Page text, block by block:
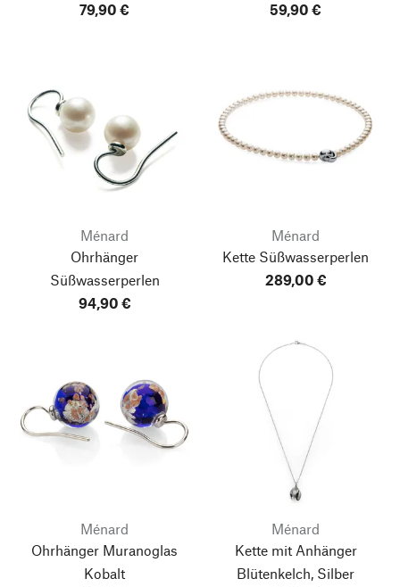
79,90 €
59,90 €
Ménard
Ohrhänger
Süßwasserperlen
94,90 €
Ménard
Kette Süßwasserperlen
289,00 €
Ménard
Ohrhänger Muranoglas
Kobalt
Ménard
Kette mit Anhänger
Blütenkelch, Silber